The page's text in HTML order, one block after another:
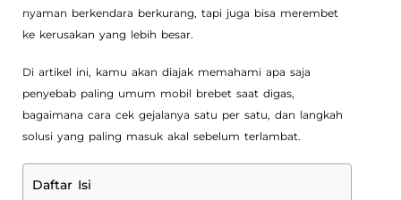
nyaman berkendara berkurang, tapi juga bisa merembet
ke kerusakan yang lebih besar.
Di artikel ini, kamu akan diajak memahami apa saja
penyebab paling umum mobil brebet saat digas,
bagaimana cara cek gejalanya satu per satu, dan langkah
solusi yang paling masuk akal sebelum terlambat.
Daftar Isi